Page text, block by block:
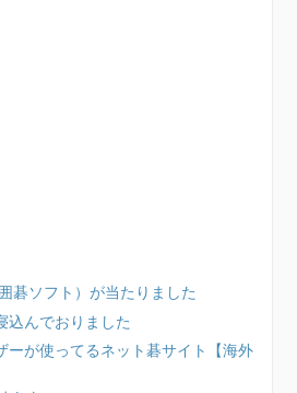
碁ソフト）が当たりました
込んでおりました
ーが使ってるネット碁サイト【海外